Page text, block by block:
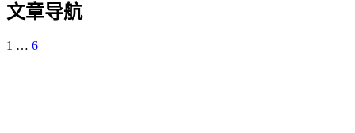
文章导航
1 … 6